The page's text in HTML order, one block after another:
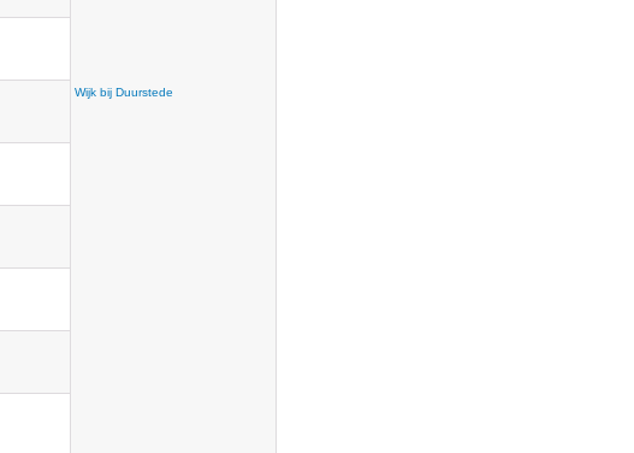
Wijk bij Duurstede